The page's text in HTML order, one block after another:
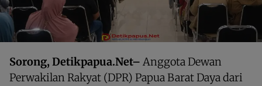
Sorong, Detikpapua.Net– Anggota Dewan
Perwakilan Rakyat (DPR) Papua Barat Daya dari